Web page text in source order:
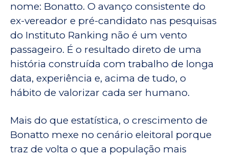
nome: Bonatto. O avanço consistente do
ex-vereador e pré-candidato nas pesquisas
do Instituto Ranking não é um vento
passageiro. É o resultado direto de uma
história construída com trabalho de longa
data, experiência e, acima de tudo, o
hábito de valorizar cada ser humano.
Mais do que estatística, o crescimento de
Bonatto mexe no cenário eleitoral porque
traz de volta o que a população mais